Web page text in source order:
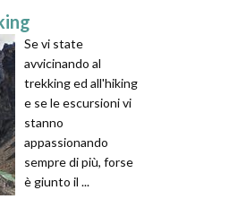
Se vi state
avvicinando al
trekking ed all'hiking
e se le escursioni vi
stanno
appassionando
sempre di più, forse
è giunto il ...